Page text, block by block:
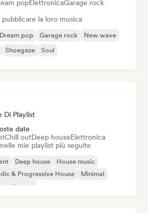
popElettronicaGarage rock
la loro musica
Dream pop Garage rock
New wave
Shoegaze Soul
Di Playlist
date
Chill outDeep houseElettronica
mie playlist più seguite
Deep house
House music
& Progressive House
Minimal